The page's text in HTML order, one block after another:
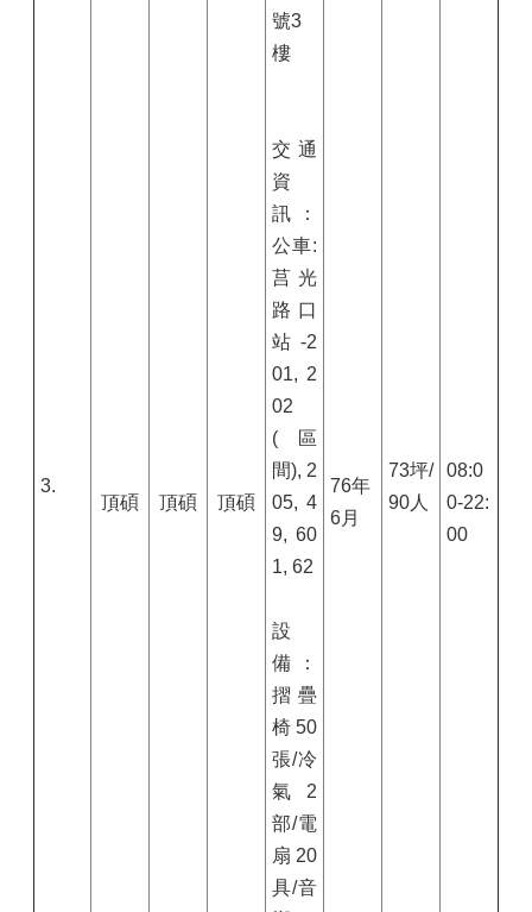
3.
頂碩
頂碩 頂碩
號3
樓
交通
資
訊：
公車:
莒光
路口
站-2
01, 2
02
(區
間), 2
05, 4
9, 60
1, 62
設
備：
摺疊
椅50
張/冷
氣2
部/電
扇20
具/音
76年
6月
73坪/
90人
08:0
0-22:
00